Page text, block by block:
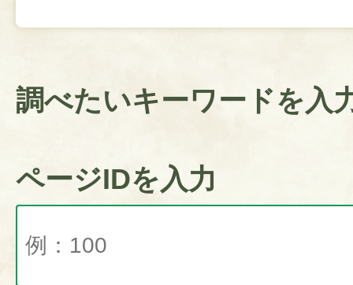
調べたいキーワードを入
ページIDを入力